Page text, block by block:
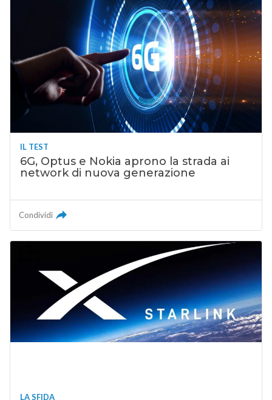
IL TEST
6G, Optus e Nokia aprono la strada ai
network di nuova generazione
Condividi
LA SFIDA